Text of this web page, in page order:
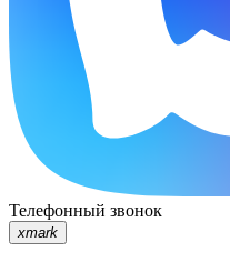
Телефонный звонок
xmark